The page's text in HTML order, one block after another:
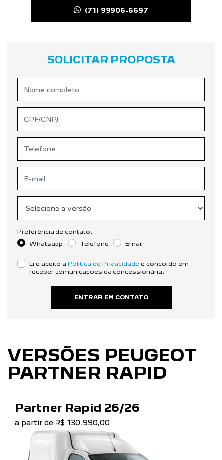
SOLICITAR PROPOSTA
Preferência de contato:
Li e aceito aPolítica de Privacidadee concordo em
(71) 3444-8800
(71) 99906-6697
VERSÕES PEUGEOT
PARTNER RAPID
Partner Rapid 26/26